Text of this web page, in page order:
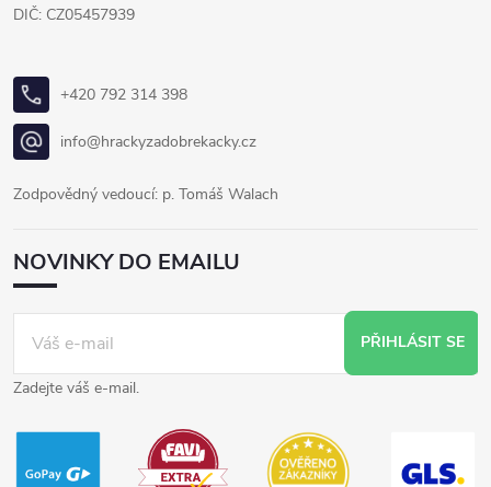
DIČ: CZ05457939
+420 792 314 398
info@hrackyzadobrekacky.cz
Zodpovědný vedoucí: p. Tomáš Walach
NOVINKY DO EMAILU
PŘIHLÁSIT SE
Zadejte váš e-mail.